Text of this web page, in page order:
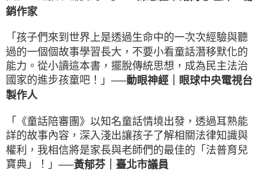
銷作家
「孩子們來到世界上是透過生命中的一次次經驗與聽
過的一個個故事學習長大，不要小看童話潛移默化的
能力。從小讀這本書，擺脫傳統思想，成為民主法治
國家的進步孩童吧！」 ──動眼神經
眼球中央電視台
製作人
「《童話陪審團》以知名童話情境出發，透過耳熟能
詳的故事內容，深入淺出讓孩子了解相關法律知識與
權利，我相信將是家長與老師們的最佳的「法普育兒
寶典」！」 ──黃郁芬｜ 臺北市議員